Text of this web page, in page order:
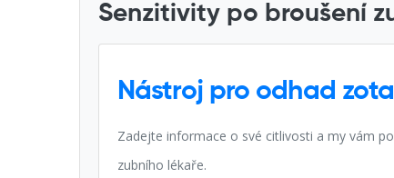
Senzitivity po broušení
Nástroj pro odhad
Zadejte informace o své citlivosti a my vám
zubního lékaře.